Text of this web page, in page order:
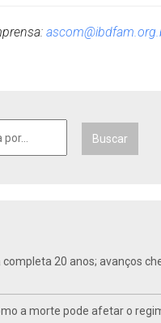
Buscar
completa 20 anos; avanços
a morte pode afetar o